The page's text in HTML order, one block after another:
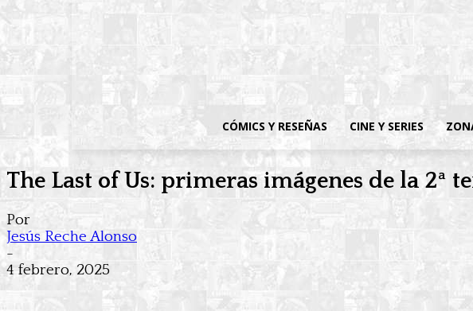
CÓMICS Y RESEÑAS CINE Y SERIES
The Last of Us: primeras imágenes de la 2ª
Por
Jesús Reche Alonso
-
4 febrero, 2025